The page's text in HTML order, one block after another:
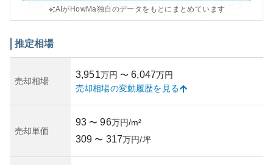
た印象を与えます。資産性に関しては、都心へのアクセス
状況に関しての具体的な情報は取得できませんでしたが、
ついては、立地の良さから大幅な資産減少のリスクは低い
と考えられますが、市場の変動やマンション独自の要因に
より、資産価値が左右される場合もあります。
AIがHowMa独自のデータをもとにまとめています
推定相場
売却相場
3,951万円 〜 6,047万円
売却相場の変動履歴を見る
売却単価
93 〜 96万円/m²
309 〜 317万円/坪